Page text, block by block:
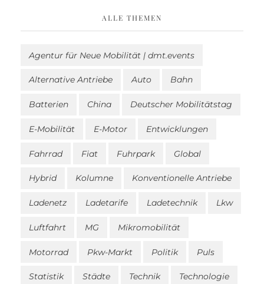
ALLE THEMEN
Agentur für Neue Mobilität | dmt.events
Alternative Antriebe Auto Bahn
Batterien China Deutscher Mobilitätstag
E-Mobilität E-Motor Entwicklungen
Fahrrad Fiat Fuhrpark Global
Hybrid Kolumne Konventionelle Antriebe
Ladenetz Ladetarife Ladetechnik Lkw
Luftfahrt MG Mikromobilität
Motorrad Pkw-Markt Politik Puls
Statistik Städte Technik Technologie